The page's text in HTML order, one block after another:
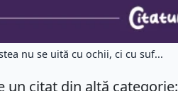
nu se uită cu ochii, ci cu suf...
un citat din altă categorie: